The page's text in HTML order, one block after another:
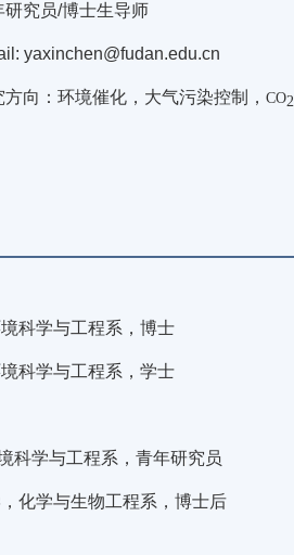
研究员/博士生导师
yaxinchen@fudan.edu.cn
方向：环境催化，大气污染控制，CO2
科学与工程系，博士
科学与工程系，学士
科学与工程系，青年研究员
化学与生物工程系，博士后